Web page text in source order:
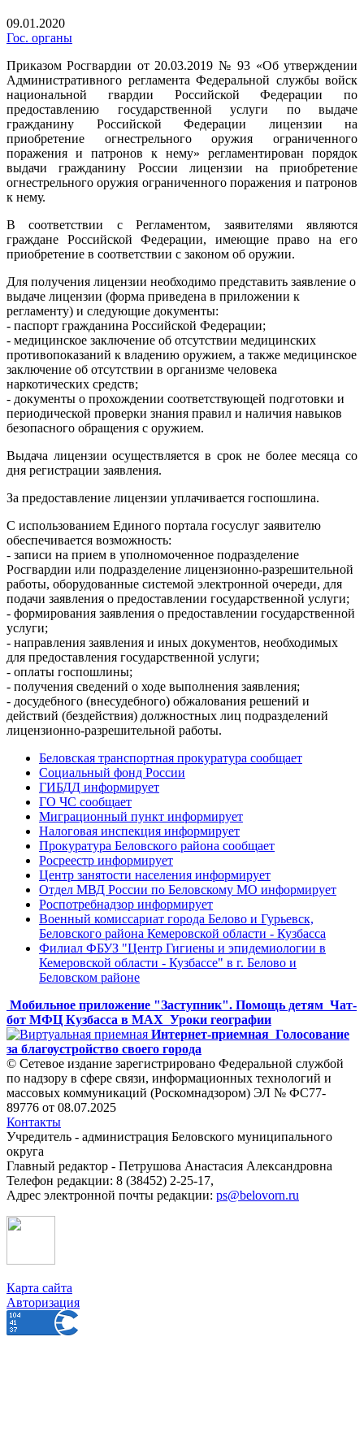
09.01.2020
Гос. органы
Приказом Росгвардии от 20.03.2019 № 93 «Об утверждении
Административного регламента Федеральной службы войск
национальной гвардии Российской Федерации по
предоставлению государственной услуги по выдаче
гражданину Российской Федерации лицензии на
приобретение огнестрельного оружия ограниченного
поражения и патронов к нему» регламентирован порядок
выдачи гражданину России лицензии на приобретение
огнестрельного оружия ограниченного поражения и патронов
к нему.
В соответствии с Регламентом, заявителями являются
граждане Российской Федерации, имеющие право на его
приобретение в соответствии с законом об оружии.
Для получения лицензии необходимо представить заявление о
выдаче лицензии (форма приведена в приложении к
регламенту) и следующие документы:
- паспорт гражданина Российской Федерации;
- медицинское заключение об отсутствии медицинских
противопоказаний к владению оружием, а также медицинское
заключение об отсутствии в организме человека
наркотических средств;
- документы о прохождении соответствующей подготовки и
периодической проверки знания правил и наличия навыков
безопасного обращения с оружием.
Выдача лицензии осуществляется в срок не более месяца со
дня регистрации заявления.
За предоставление лицензии уплачивается госпошлина.
С использованием Единого портала госуслуг заявителю
обеспечивается возможность:
- записи на прием в уполномоченное подразделение
Росгвардии или подразделение лицензионно-разрешительной
работы, оборудованные системой электронной очереди, для
подачи заявления о предоставлении государственной услуги;
- формирования заявления о предоставлении государственной
услуги;
- направления заявления и иных документов, необходимых
для предоставления государственной услуги;
- оплаты госпошлины;
- получения сведений о ходе выполнения заявления;
- досудебного (внесудебного) обжалования решений и
действий (бездействия) должностных лиц подразделений
лицензионно-разрешительной работы.
Беловская транспортная прокуратура сообщает
Социальный фонд России
ГИБДД информирует
ГО ЧС сообщает
Миграционный пункт информирует
Налоговая инспекция информирует
Прокуратура Беловского района сообщает
Росреестр информирует
Центр занятости населения информирует
Отдел МВД России по Беловскому МО информирует
Роспотребнадзор информирует
Военный комиссариат города Белово и Гурьевск,
Беловского района Кемеровской области - Кузбасса
Филиал ФБУЗ "Центр Гигиены и эпидемиологии в
Кемеровской области - Кузбассе" в г. Белово и
Беловском районе
Мобильное приложение "Заступник". Помощь детям Чат-
бот МФЦ Кузбасса в MAX Уроки географии
Интернет-приемная Голосование
за благоустройство своего города
© Сетевое издание зарегистрировано Федеральной службой
по надзору в сфере связи, информационных технологий и
массовых коммуникаций (Роскомнадзором) ЭЛ № ФС77-
89776 от 08.07.2025
Контакты
Учредитель - администрация Беловского муниципального
округа
Главный редактор - Петрушова Анастасия Александровна
Телефон редакции: 8 (38452) 2-25-17,
Адрес электронной почты редакции: ps@belovorn.ru
Карта сайта
Авторизация